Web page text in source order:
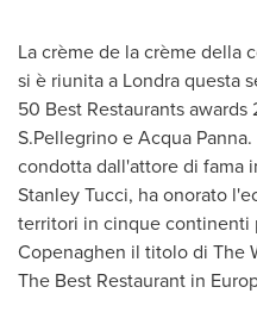
La crème de la crème della
si è riunita a Londra questa
50 Best Restaurants
S.Pellegrino eAcqua Panna
condotta dall'attore di fama
Stanley Tucci, ha onorato
territori in cinque continenti
Copenaghen il titolo di The
The Best Restaurant in